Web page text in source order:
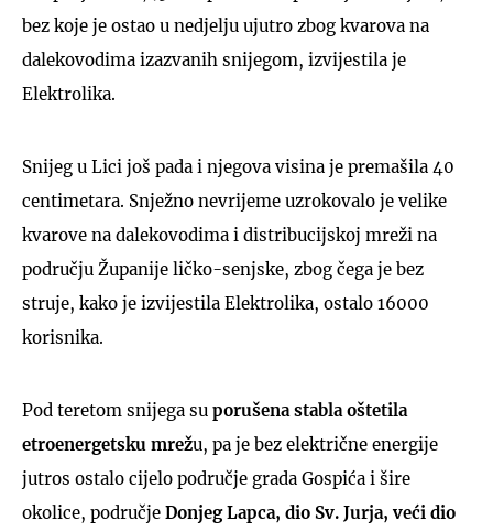
bez koje je ostao u nedjelju ujutro zbog kvarova na
dalekovodima izazvanih snijegom, izvijestila je
Elektrolika.
Snijeg u Lici još pada i njegova visina je premašila 40
centimetara. Snježno nevrijeme uzrokovalo je velike
kvarove na dalekovodima i distribucijskoj mreži na
području Županije ličko-senjske, zbog čega je bez
struje, kako je izvijestila Elektrolika, ostalo 16000
korisnika.
Pod teretom snijega su porušena stabla oštetila
etroenergetsku mrežu, pa je bez električne energije
jutros ostalo cijelo područje grada Gospića i šire
okolice, područje Donjeg Lapca, dio Sv. Jurja, veći dio